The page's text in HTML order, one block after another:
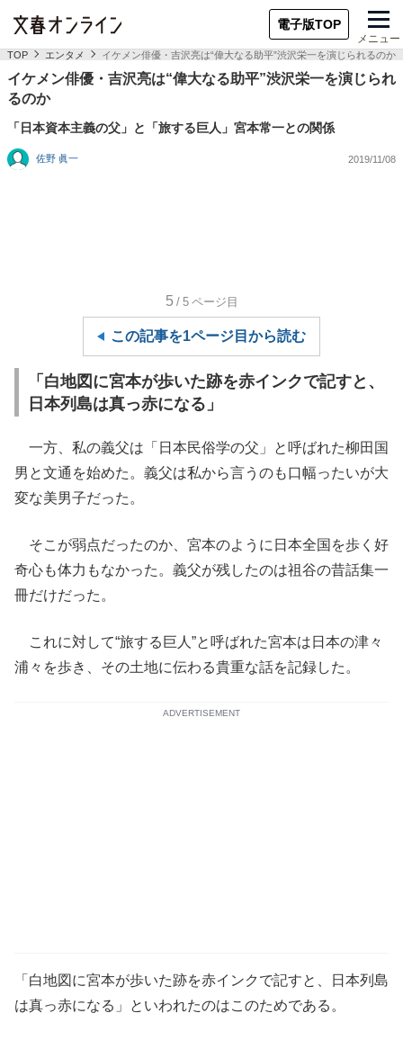
電子版TOP
メニュー
TOP エンタメ イケメン俳優・吉沢亮は“偉大なる助平”渋沢栄一を演じられるのか
イケメン俳優・吉沢亮は“偉大なる助平”渋沢栄一を演じられ
るのか
「日本資本主義の父」と「旅する巨人」宮本常一との関係
佐野 眞一 2019/11/08
5 /5 ページ目
この記事を1ページ目から読む
「白地図に宮本が歩いた跡を赤インクで記すと、
日本列島は真っ赤になる」
一方、私の義父は「日本民俗学の父」と呼ばれた柳田国
男と文通を始めた。義父は私から言うのも口幅ったいが大
変な美男子だった。
そこが弱点だったのか、宮本のように日本全国を歩く好
奇心も体力もなかった。義父が残したのは祖谷の昔話集一
冊だけだった。
これに対して“旅する巨人”と呼ばれた宮本は日本の津々
浦々を歩き、その土地に伝わる貴重な話を記録した。
ADVERTISEMENT
「白地図に宮本が歩いた跡を赤インクで記すと、日本列島
は真っ赤になる」といわれたのはこのためである。